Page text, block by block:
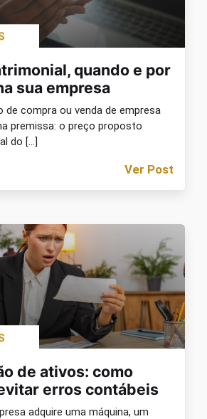
quando e por
sua empresa
de compra ou venda de empresa
premissa: o preço proposto
do […]
Ver Post
de ativos: como
erros contábeis
adquire uma máquina, um